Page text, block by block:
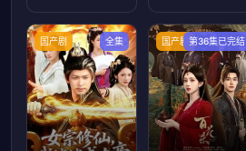
国产剧 全集 国产剧 第36集已完结